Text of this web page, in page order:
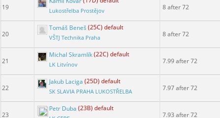
19 Lukostřelba Prostějov 8 after 72
20
Tomáš Beneš (25C) default
VŠTJ Technika Praha 8 after 72
21
Michal Skramlík(22C) default
LK Litvínov 7.99 after 72
22
Jakub Laciga (25D) default
SK SLAVIA PRAHA LUKOSTŘELBA 7.97 after 72
23
Petr Duba (23B) default
7.93 after 72